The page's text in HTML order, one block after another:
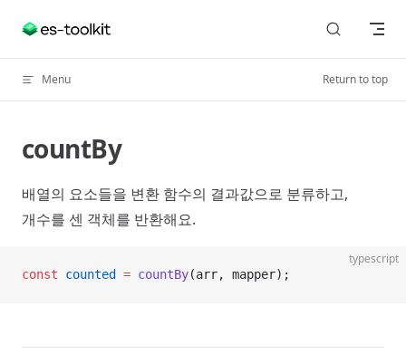
Skip to content
Menu Return to top
countBy
배열의 요소들을 변환 함수의 결과값으로 분류하고,
개수를 센 객체를 반환해요.
typescript
const counted = countBy(arr, mapper);